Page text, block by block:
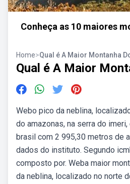
Conheça as 10 maiores
Home>Qual é A Maior Montanha
Qual é A Maior
Webo pico da neblina,
do amazonas, na serra do
brasil com 2 995,30 metros de
dados do instituto. Segundo
composto por. Weba maior
da neblina, localizado no norte